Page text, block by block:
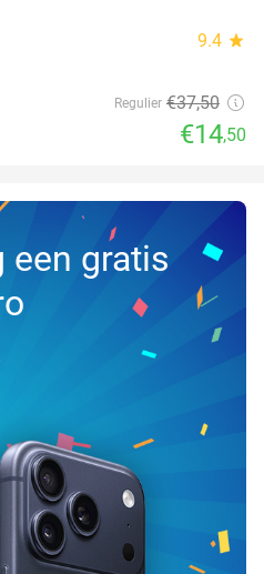
9.4 star
Regulier €37,50
€14,50
een gratis